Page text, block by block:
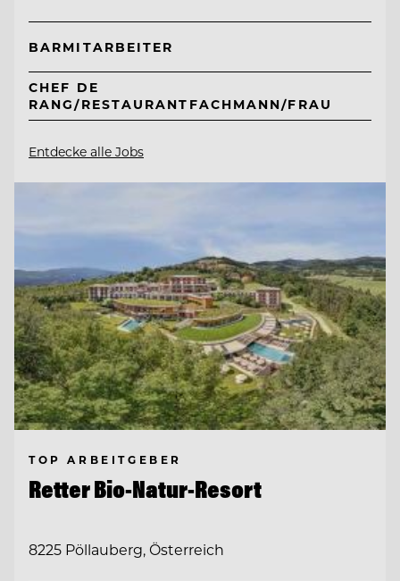
BARMITARBEITER
CHEF DE
RANG/RESTAURANTFACHMANN/FRAU
Entdecke alle Jobs
TOP ARBEITGEBER
Retter Bio-Natur-Resort
8225 Pöllauberg, Österreich